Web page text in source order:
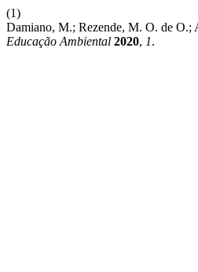
(1)
Damiano, M.; Rezende, M. O. de O.;
Educação Ambiental 2020, 1.